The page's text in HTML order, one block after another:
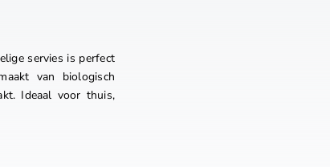
servies is perfect
van biologisch
Ideaal voor thuis,